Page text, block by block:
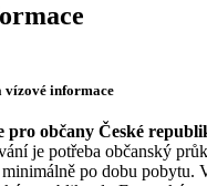
vízové informace
pro občany České
je potřeba občanský
po dobu pobytu.